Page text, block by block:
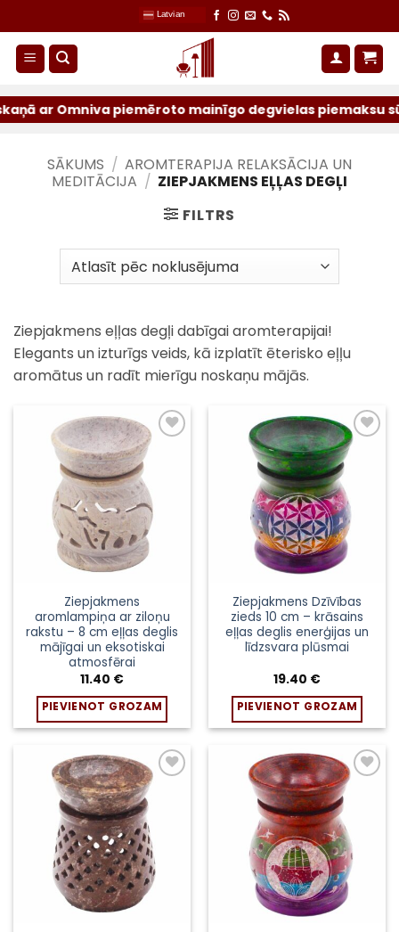
to
content
Latvian
ar Omniva piemēroto mainīgo degvielas piemaksu
SĀKUMS / AROMTERAPIJA RELAKSĀCIJA UN
MEDITĀCIJA / ZIEPJAKMENS EĻĻAS DEGĻI
FILTRS
Ziepjakmens eļļas degļi dabīgai aromterapijai!
Elegants un izturīgs veids, kā izplatīt ēterisko eļļu
aromātus un radīt mierīgu noskaņu mājās.
Pievienot
sarakstam
Ziepjakmens
aromlampiņa ar ziloņu
rakstu – 8 cm eļļas deglis
mājīgai un eksotiskai
atmosfērai
11.40 €
PIEVIENOT GROZAM
Pievienot
sarakstam
Ziepjakmens Dzīvības
zieds 10 cm – krāsains
eļļas deglis enerģijas un
līdzsvara plūsmai
19.40 €
PIEVIENOT GROZAM
Pievienot
sarakstam
Pievienot
sarakstam